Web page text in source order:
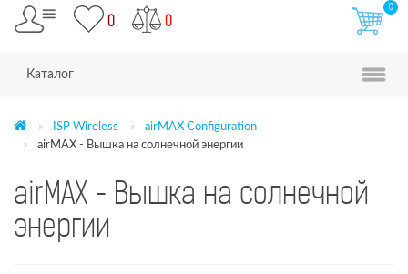
0 0
0
Каталог
ISP Wireless
airMAX Configuration
airMAX - Вышка на солнечной энергии
airMAX - Вышка на солнечной
энергии